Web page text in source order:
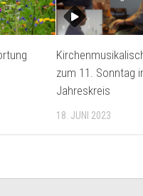
zum 11. Sonntag
Jahreskreis
18. JUNI 2023